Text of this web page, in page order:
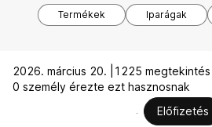
Termékek Iparágak
2026. március 20. |
1225 megtekintés |
0 személy érezte ezt hasznosnak
Előfizetés